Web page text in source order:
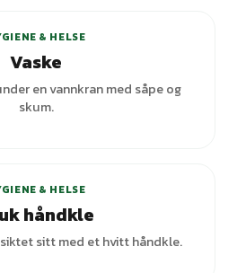
& HELSE
Vaske
en vannkran med såpe og
skum.
& HELSE
håndkle
sitt med et hvitt håndkle.